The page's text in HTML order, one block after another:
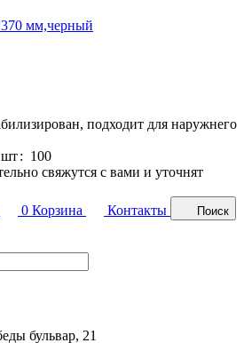
мм,черный
подходит для наружнего
шт: 100
свяжутся с вами и уточнят
0 Корзина Контакты Поиск
бульвар, 21